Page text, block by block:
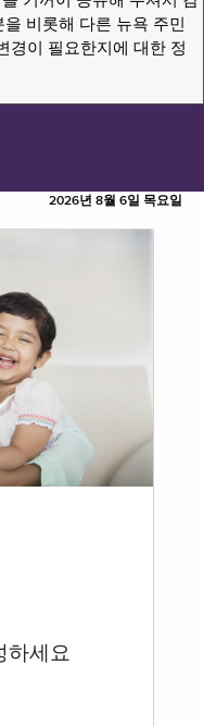
비롯해 다른 뉴욕 주민
경이 필요한지에 대한 정
2026년 8월 6일 목요일
하세요